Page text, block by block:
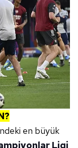
en büyük
Ligi